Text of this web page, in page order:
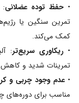
•حفظ توده عضلانی:
تمرین سنگین یا
کمک می‌کند.
• ریکاوری سریع‌تر:
تمرینات شدید و
•عدم وجود چربی و
مناسب برای دوره‌های